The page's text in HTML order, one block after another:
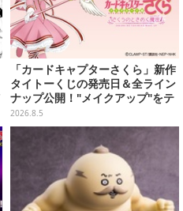
「カードキャプターさくら」新作
タイトーくじの発売日＆全ライン
ナップ公開！"メイクアップ"をテ
ーマに、日常でも使いたくなるア
イテムがズラリ
2026.8.5